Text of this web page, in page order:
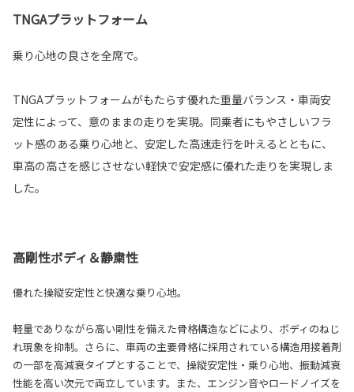
TNGAプラットフォーム
乗り心地の良さを全席で。
TNGAプラットフォームがもたらす優れた重量バランス・車両安
定性によって、意のままの走りを実現。同乗者にもやさしいフラ
ット感のある乗り心地と、安定した高速走行を叶えるとともに、
車高の高さを感じさせない軽快で安定感に優れた走りを実現しま
した。
高剛性ボディ＆静粛性
優れた操縦安定性と快適な乗り心地。
軽量でありながら高い剛性を備えた骨格構造などにより、ボディのねじ
れ現象を抑制。さらに、車両の主要骨格に採用されている構造用接着剤
の一部を高減衰タイプとすることで、操縦安定性・乗り心地、振動減衰
性能を高い次元で両立しています。また、エンジン音やロードノイズを